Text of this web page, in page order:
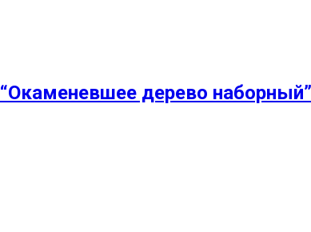
дерево